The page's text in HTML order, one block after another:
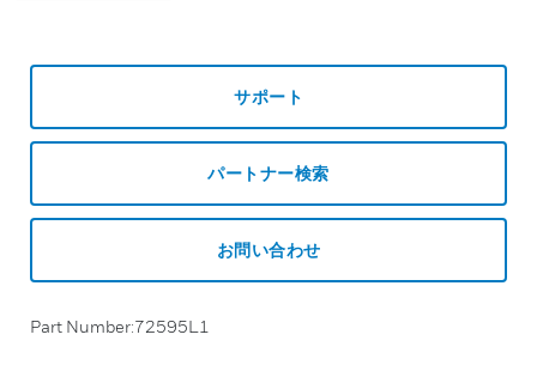
サポート
パートナー検索
お問い合わせ
Part Number:72595L1